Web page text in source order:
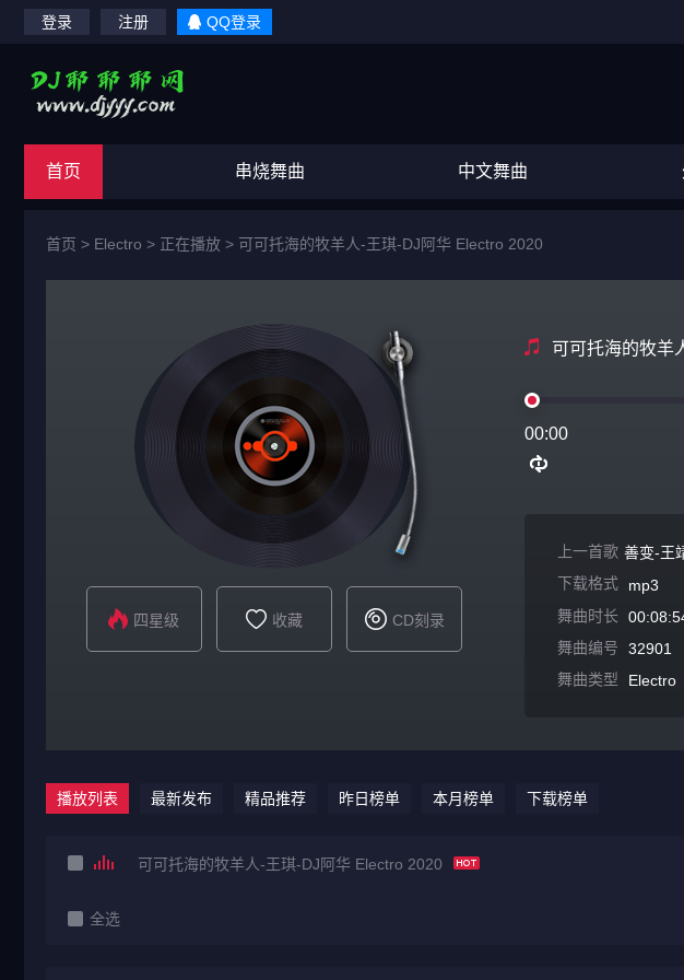
登录 注册 QQ登录
首页 串烧舞曲 中文舞曲
首页 > Electro > 正在播放 > 可可托海的牧羊人-王琪-DJ阿华 Electro 2020
四星级 收藏 CD刻录
可可托海的牧羊
00:00
上一首歌
下载格式
mp3
舞曲时长
舞曲编号
32901
舞曲类型
Electro
播放列表 最新发布 精品推荐 昨日榜单 本月榜单 下载榜单
可可托海的牧羊人-王琪-DJ阿华 Electro 2020
全选